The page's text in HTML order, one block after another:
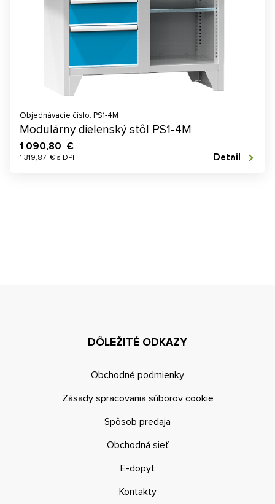
Objednávacie číslo: PS1-4M
Modulárny dielenský stôl PS1-4M
1 090,80 €
1 319,87 € s DPH Detail
DÔLEŽITÉ ODKAZY
Obchodné podmienky
Zásady spracovania súborov cookie
Spôsob predaja
Obchodná sieť
E-dopyt
Kontakty